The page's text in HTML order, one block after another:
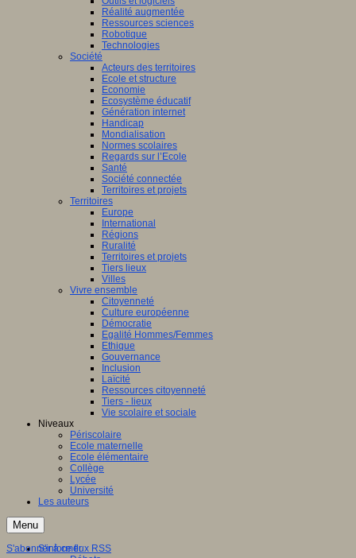
Réalité augmentée
Ressources sciences
Robotique
Technologies
Société
Acteurs des territoires
Ecole et structure
Economie
Ecosystème éducatif
Génération internet
Handicap
Mondialisation
Normes scolaires
Regards sur l’Ecole
Santé
Société connectée
Territoires et projets
Territoires
Europe
International
Régions
Ruralité
Territoires et projets
Tiers lieux
Villes
Vivre ensemble
Citoyenneté
Culture européenne
Démocratie
Egalité Hommes/Femmes
Ethique
Gouvernance
Inclusion
Laïcité
Ressources citoyenneté
Tiers - lieux
Vie scolaire et sociale
Niveaux
Périscolaire
Ecole maternelle
Ecole élémentaire
Collège
Lycée
Université
Les auteurs
Menu
S'informer
S'abonner à ce flux RSS